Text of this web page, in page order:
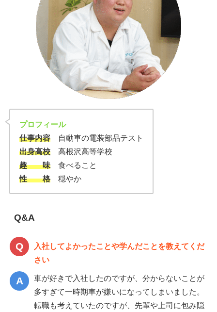
プロフィール
仕事内容
自動車の電装部品テスト
出身高校
高根沢高等学校
趣 味
食べること
性 格
穏やか
Q&A
入社してよかったことや学んだことを教えてくだ
さい
車が好きで入社したのですが、分からないことが
多すぎて一時期車が嫌いになってしまいました。
転職も考えていたのですが、先輩や上司に包み隠